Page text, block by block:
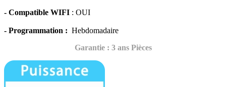
- Compatible WIFI : OUI
- Programmation : Hebdomadaire
Garantie : 3 ans Pièces